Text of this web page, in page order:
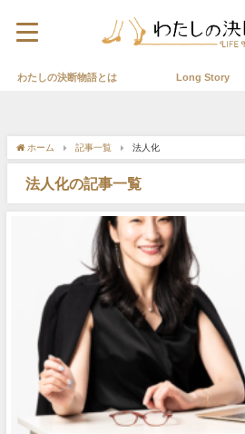
わたしの決断物語とは Long Story
ホーム 記事一覧 法人化
法人化の記事一覧